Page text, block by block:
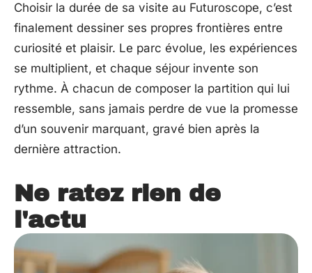
Choisir la durée de sa visite au Futuroscope, c’est
finalement dessiner ses propres frontières entre
curiosité et plaisir. Le parc évolue, les expériences
se multiplient, et chaque séjour invente son
rythme. À chacun de composer la partition qui lui
ressemble, sans jamais perdre de vue la promesse
d’un souvenir marquant, gravé bien après la
dernière attraction.
Ne ratez rien de
l'actu